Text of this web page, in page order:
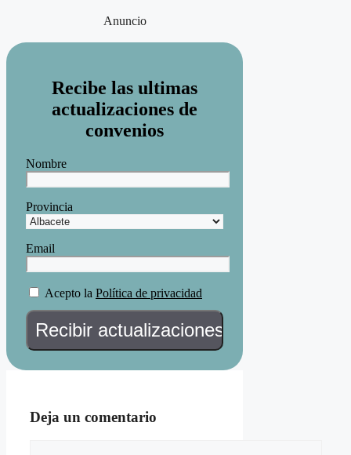
Anuncio
Recibe las ultimas
actualizaciones de
convenios
Nombre
Provincia
Email
Acepto la Política de privacidad
Deja un comentario